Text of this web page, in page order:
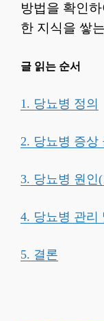
방법을 확인
한 지식을 쌓
글 읽는 순서
1. 당뇨병 정의
2. 당뇨병 증상
3. 당뇨병 원인
4. 당뇨병 관리
5. 결론